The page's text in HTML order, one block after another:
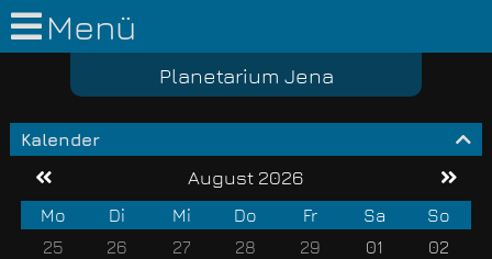
Menü
Planetarium Jena
Kalender
August 2026
Mo Di Mi Do Fr Sa
So
25
26 27 28 29 01
02